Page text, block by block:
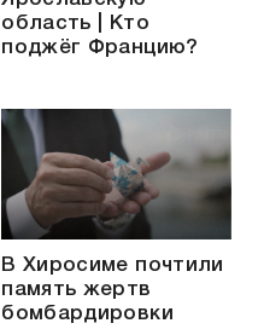
область | Кто
поджёг Францию?
В Хиросиме почтили
память жертв
бомбардировки